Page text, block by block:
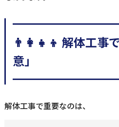
👨‍👩‍👧‍👦 解体工事
意」
解体工事で重要なのは、